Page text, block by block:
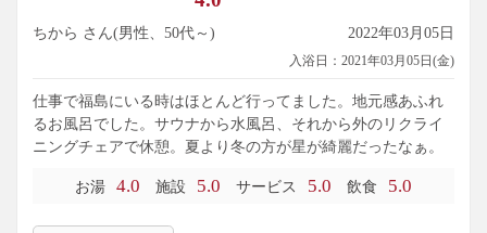
ちから さん(男性、50代～) 2022年03月05日
入浴日：2021年03月05日(金)
仕事で福島にいる時はほとんど行ってました。地元感あふれ
るお風呂でした。サウナから水風呂、それから外のリクライ
ニングチェアで休憩。夏より冬の方が星が綺麗だったなぁ。
お湯 4.0 施設 5.0 サービス 5.0 飲食 5.0